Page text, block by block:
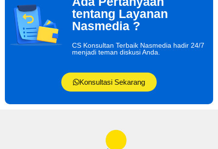
tentang Layanan
Nasmedia ?
CS Konsultan Terbaik Nasmedia hadir 24/7
menjadi teman diskusi Anda.
Konsultasi Sekarang